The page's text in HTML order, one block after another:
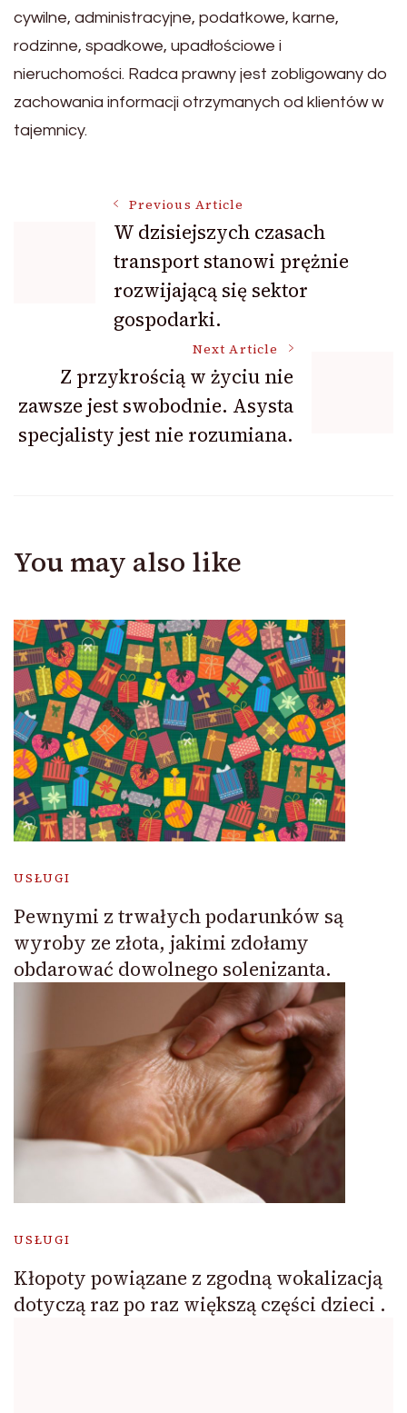
cywilne, administracyjne, podatkowe, karne,
rodzinne, spadkowe, upadłościowe i
nieruchomości. Radca prawny jest zobligowany do
zachowania informacji otrzymanych od klientów w
tajemnicy.
Navigation
Previous Article
W dzisiejszych czasach
transport stanowi prężnie
rozwijającą się sektor
gospodarki.
Next Article
Z przykrością w życiu nie
zawsze jest swobodnie. Asysta
specjalisty jest nie rozumiana.
You may also like
USŁUGI
Pewnymi z trwałych podarunków są
wyroby ze złota, jakimi zdołamy
obdarować dowolnego solenizanta.
USŁUGI
Kłopoty powiązane z zgodną wokalizacją
dotyczą raz po raz większą części dzieci .